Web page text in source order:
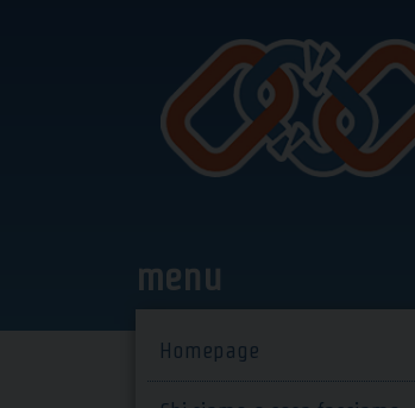
menu
Homepage